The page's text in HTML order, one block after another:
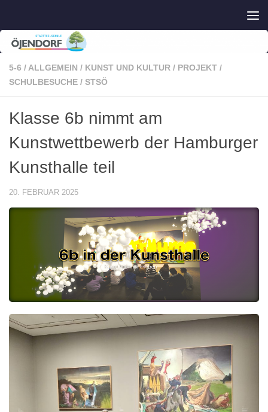
5-6 / ALLGEMEIN / KUNST UND KULTUR / PROJEKT /
SCHULBESUCHE / STSÖ
Klasse 6b nimmt am
Kunstwettbewerb der Hamburger
Kunsthalle teil
20. FEBRUAR 2025